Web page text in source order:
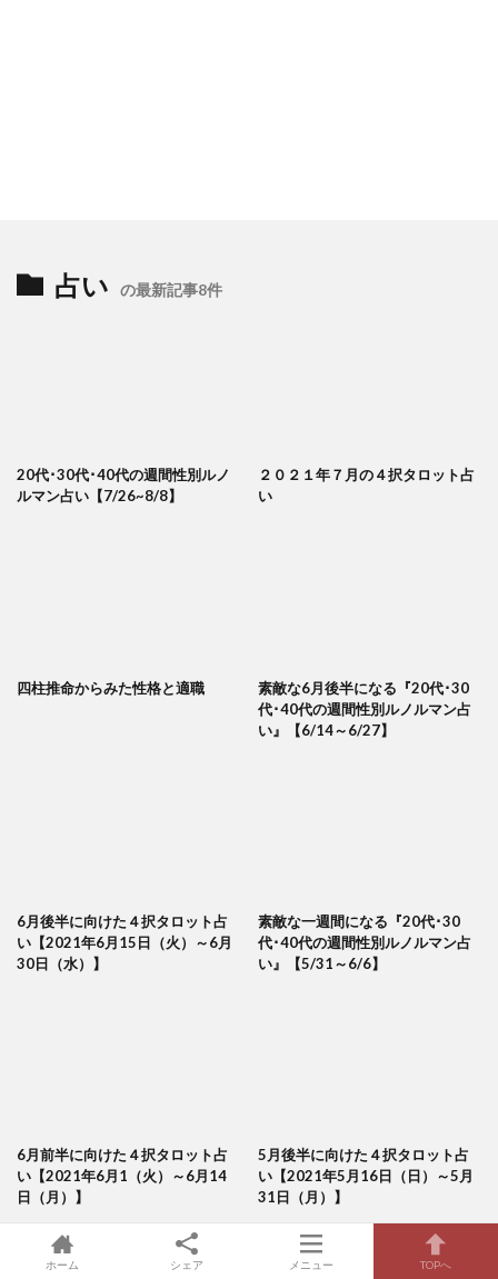
占い の最新記事8件
20代･30代･40代の週間性別ルノ
ルマン占い【7/26~8/8】
２０２１年７月の４択タロット占
い
四柱推命からみた性格と適職
素敵な6月後半になる『20代･30
代･40代の週間性別ルノルマン占
い』【6/14～6/27】
6月後半に向けた４択タロット占
い【2021年6月15日（火）～6月
30日（水）】
素敵な一週間になる『20代･30
代･40代の週間性別ルノルマン占
い』【5/31～6/6】
6月前半に向けた４択タロット占
い【2021年6月1（火）～6月14
日（月）】
5月後半に向けた４択タロット占
い【2021年5月16日（日）～5月
31日（月）】
ホーム シェア メニュー TOPへ